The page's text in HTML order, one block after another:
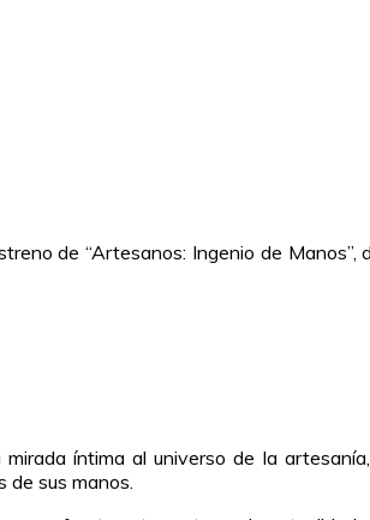
de “Artesanos: Ingenio de Manos”,
íntima al universo de la
sus manos.